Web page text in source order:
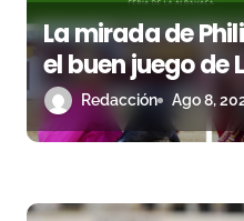
sLa mirada de
el buen juego de
arranque de
Redacción Ago 8,